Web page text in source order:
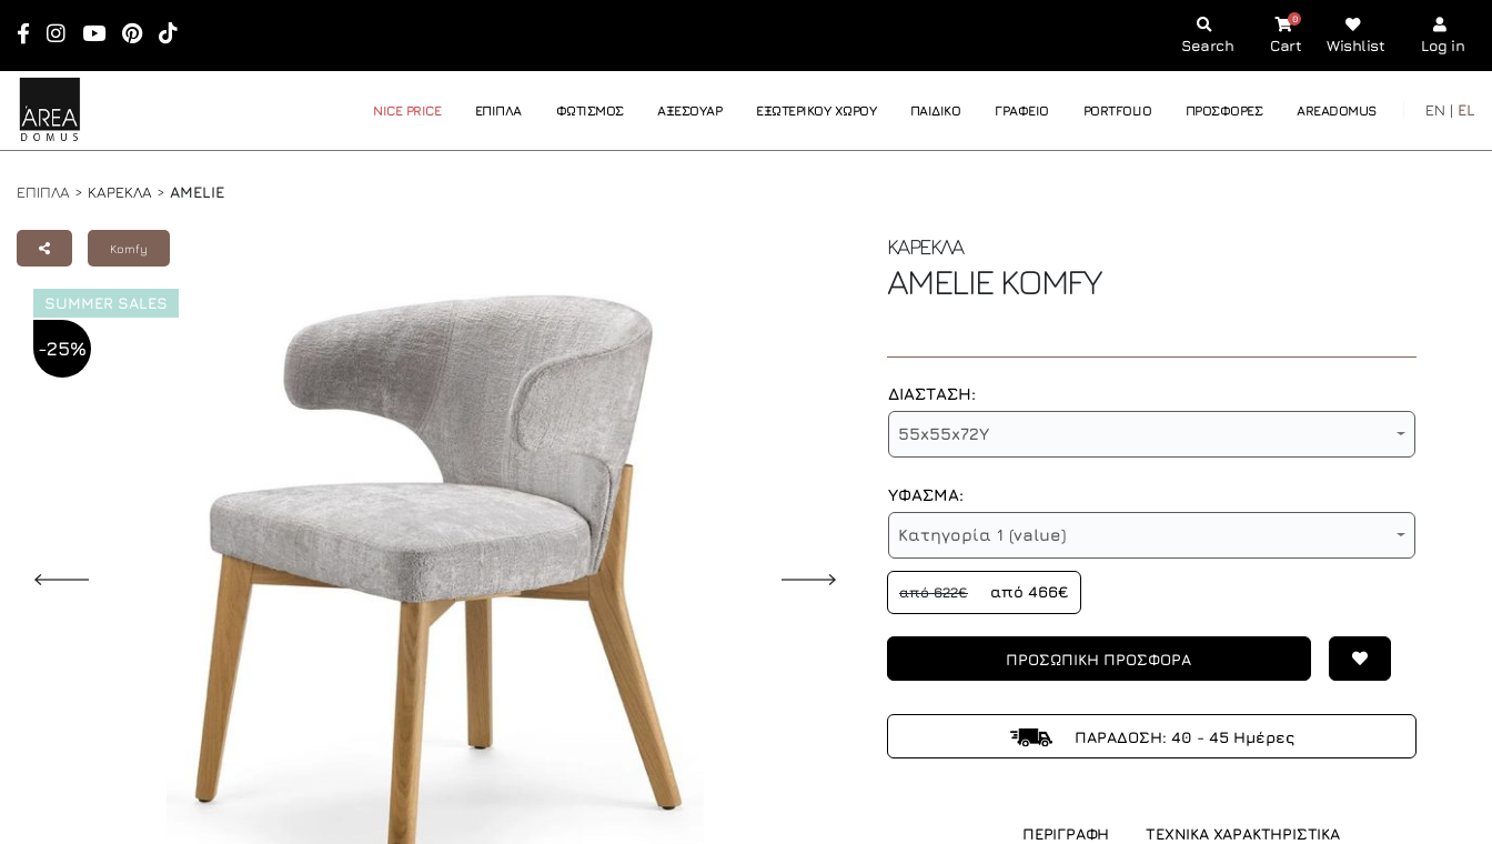
Search Cart
0
Wishlist Log in
NICE PRICE ΕΠΙΠΛΑ ΦΩΤΙΣΜΟΣ ΑΞΕΣΟΥΑΡ ΕΞΩΤΕΡΙΚΟΥ ΧΩΡΟΥ ΠΑΙΔΙΚΟ ΓΡΑΦΕΙΟ PORTFOLIO ΠΡΟΣΦΟΡΕΣ AREADOMUS EN | EL
ΕΠΙΠΛΑ > ΚΑΡΕΚΛΑ > AMELIE
Komfy
SUMMER SALES
-25%
ΚΑΡΕΚΛΑ
AMELIE KOMFY
ΔΙΑΣΤΑΣΗ:
55x55x72Y
ΥΦΑΣΜΑ:
Κατηγορία 1 (value)
από 622€ από 466€
ΠΡΟΣΩΠΙΚΗ ΠΡΟΣΦΟΡΑ
ΠΑΡΑΔΟΣΗ: 40 - 45 Ημέρες
ΠΕΡΙΓΡΑΦΗ ΤΕΧΝΙΚΑ ΧΑΡΑΚΤΗΡΙΣΤΙΚΑ